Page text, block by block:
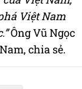
Việt Nam
Ông Vũ Ngọc
chia sẻ.